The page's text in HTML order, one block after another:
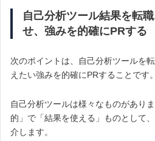
自己分析ツール結果を転
せ、強みを的確にPRする
次のポイントは、自己分析ツールを
えたい強みを的確にPRすることです。
自己分析ツールは様々なものがあり
的」で「結果を使える」ものとして、
介します。